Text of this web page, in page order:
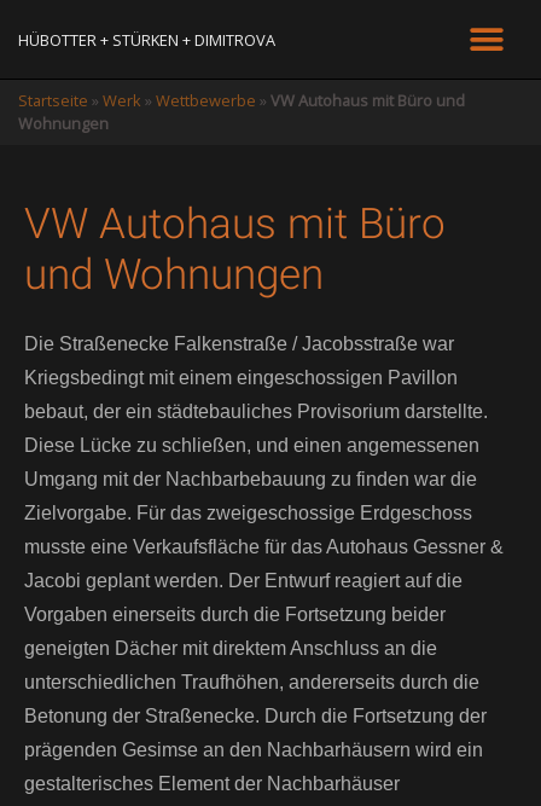
HÜBOTTER + STÜRKEN + DIMITROVA
Startseite » Werk » Wettbewerbe » VW Autohaus mit Büro und
Wohnungen
VW Autohaus mit Büro
und Wohnungen
Die Straßenecke Falkenstraße / Jacobsstraße war
Kriegsbedingt mit einem eingeschossigen Pavillon
bebaut, der ein städtebauliches Provisorium darstellte.
Diese Lücke zu schließen, und einen angemessenen
Umgang mit der Nachbarbebauung zu finden war die
Zielvorgabe. Für das zweigeschossige Erdgeschoss
musste eine Verkaufsfläche für das Autohaus Gessner &
Jacobi geplant werden. Der Entwurf reagiert auf die
Vorgaben einerseits durch die Fortsetzung beider
geneigten Dächer mit direktem Anschluss an die
unterschiedlichen Traufhöhen, andererseits durch die
Betonung der Straßenecke. Durch die Fortsetzung der
prägenden Gesimse an den Nachbarhäusern wird ein
gestalterisches Element der Nachbarhäuser